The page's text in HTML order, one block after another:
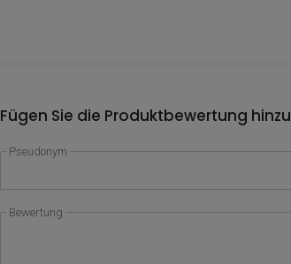
Fügen Sie die Produktbewertung hinzu
Pseudonym
Bewertung